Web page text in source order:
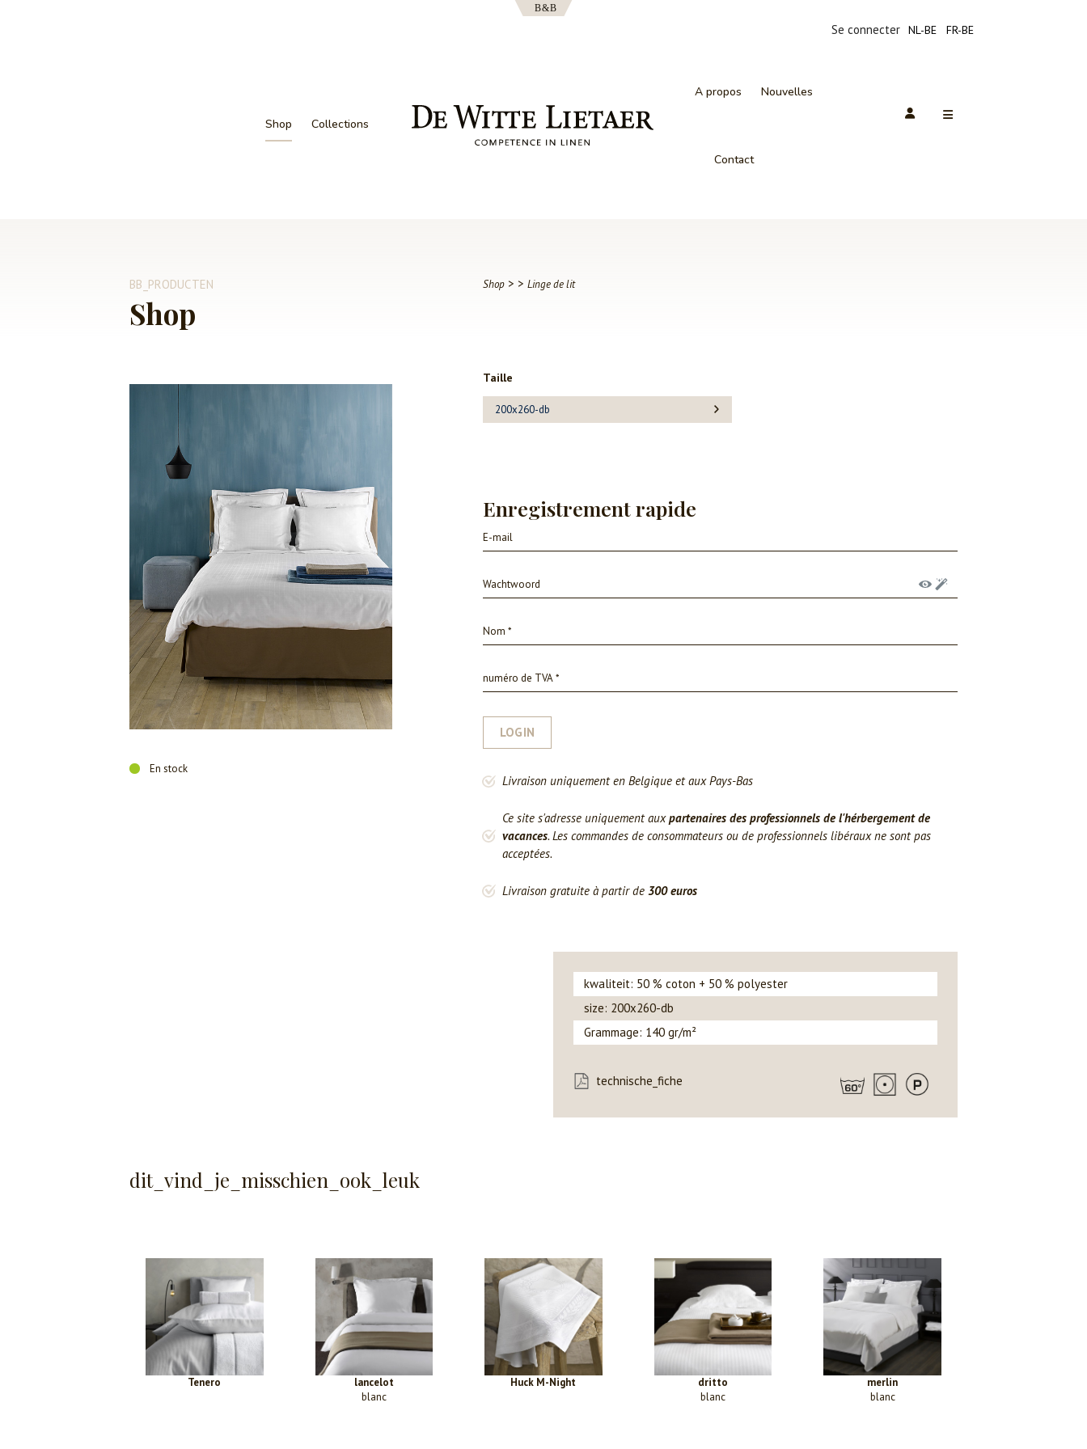
Shop Collections
Se connecter NL-BE FR-BE
A propos Nouvelles
Contact
BB_PRODUCTEN
Shop
En stock
Shop> > Linge de lit
Taille
200x260-db
Enregistrement rapide
LOGIN
Livraison uniquement en Belgique et aux Pays-Bas
Ce site s'adresse uniquement auxpartenaires des professionnels de l'hérbergement de
vacances. Les commandes de consommateurs ou de professionnels libéraux ne sont pas
acceptées.
Livraison gratuite à partir de 300 euros
kwaliteit: 50 % coton + 50 % polyester
size: 200x260-db
Grammage: 140 gr/m²
technische_fiche
dit_vind_je_misschien_ook_leuk
Tenero
lancelot
blanc
Huck M-Night
dritto
blanc
merlin
blanc